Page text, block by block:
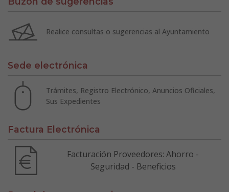
Realice consultas o sugerencias al Ayuntamiento
Sede electrónica
Trámites, Registro Electrónico, Anuncios Oficiales,
Sus Expedientes
Factura Electrónica
Facturación Proveedores: Ahorro -
Seguridad - Beneficios